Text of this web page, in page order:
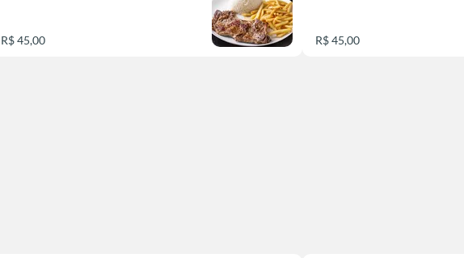
R$ 45,00 R$ 45,00